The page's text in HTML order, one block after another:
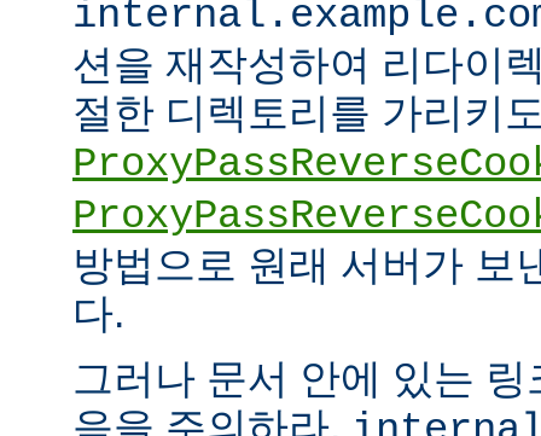
션을 재작성하여 리다이
절한 디렉토리를 가리키
방법으로 원래 서버가 보
다.
그러나 문서 안에 있는
음을 주의하라.